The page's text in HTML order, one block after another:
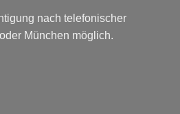
nach telefonischer
München möglich.